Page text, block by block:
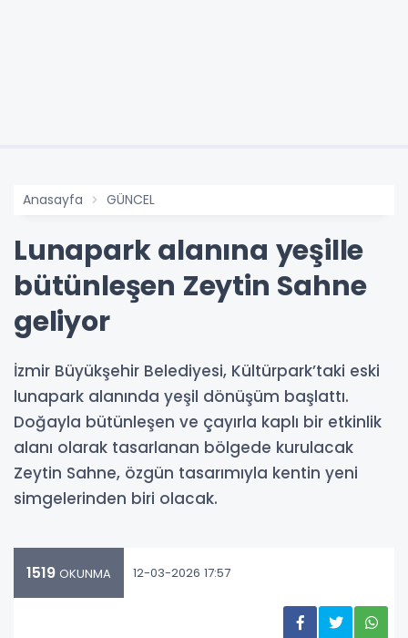
Anasayfa GÜNCEL
Lunapark alanına yeşille
bütünleşen Zeytin Sahne
geliyor
İzmir Büyükşehir Belediyesi, Kültürpark’taki eski
lunapark alanında yeşil dönüşüm başlattı.
Doğayla bütünleşen ve çayırla kaplı bir etkinlik
alanı olarak tasarlanan bölgede kurulacak
Zeytin Sahne, özgün tasarımıyla kentin yeni
simgelerinden biri olacak.
1519 OKUNMA 12-03-2026 17:57